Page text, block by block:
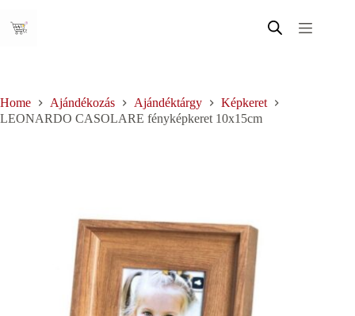
content
Home Ajándékozás Ajándéktárgy
Képkeret
LEONARDO CASOLARE fényképkeret 10x15cm